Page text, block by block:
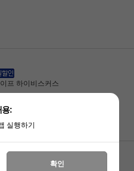
프 하이비스커스
용:
실행하기
확인